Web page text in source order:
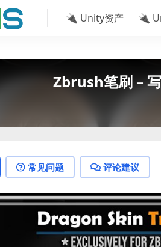
🔌 Unity资产 🔌
Zbrush笔刷 –
常见问题 评论建议